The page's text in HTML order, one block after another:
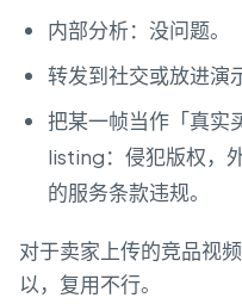
内部分析：没问题。
转发到社交或放进演
把某一帧当作「真实
listing：侵犯版权，
的服务条款违规。
对于卖家上传的竞品视
以，复用不行。